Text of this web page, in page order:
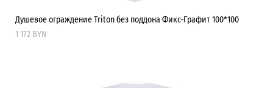
Душевое ограждение Triton без поддона Фикс-Графит 100*100
1 172 BYN